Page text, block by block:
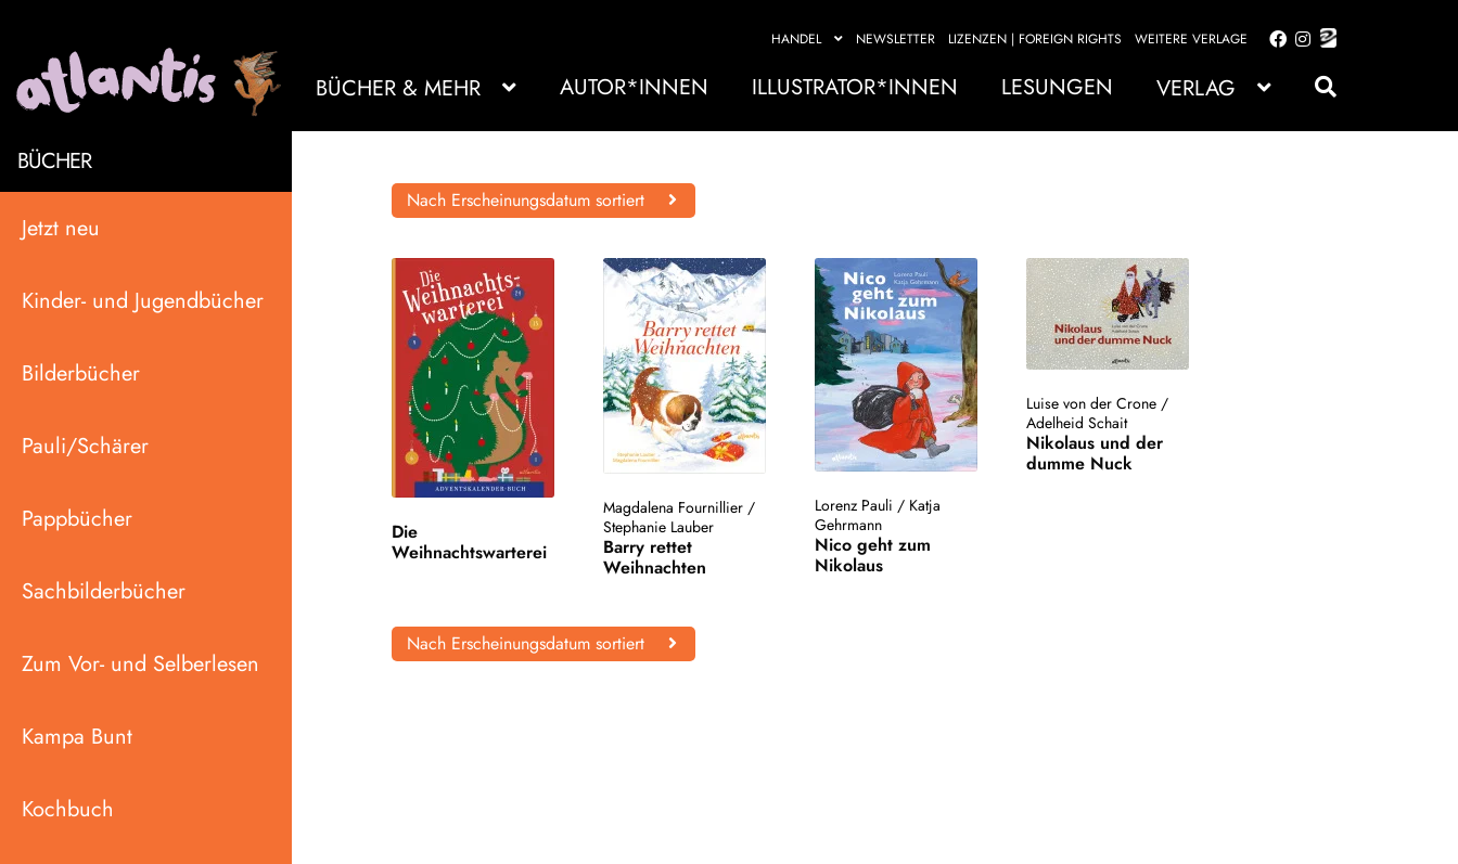
HANDEL NEWSLETTER LIZENZEN | FOREIGN RIGHTS WEITERE VERLAGE
Zur
springen
Zum
springen
BÜCHER & MEHR AUTOR*INNEN ILLUSTRATOR*INNEN LESUNGEN VERLAG
BÜCHER
Jetzt neu
Kinder- und Jugendbücher
Bilderbücher
Pauli/Schärer
Pappbücher
Sachbilderbücher
Zum Vor- und Selberlesen
Kampa Bunt
Kochbuch
Nach Erscheinungsdatum sortiert
Die
Weihnachtswarterei
Magdalena Fournillier /
Stephanie Lauber
Barry rettet
Weihnachten
Lorenz Pauli / Katja
Gehrmann
Nico geht zum
Nikolaus
Luise von der Crone/
Adelheid Schait
Nikolaus und der
dumme Nuck
Nach Erscheinungsdatum sortiert